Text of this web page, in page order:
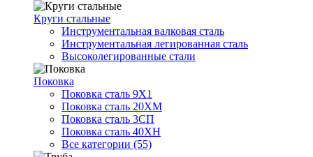
Круги стальные
Инструментальная валковая сталь
Инструментальная легированная сталь
Высоколегированные стали
Поковка
Поковка сталь 9Х1
Поковка сталь 20ХМ
Поковка сталь 3СП
Поковка сталь 40ХН
Все категории (55)